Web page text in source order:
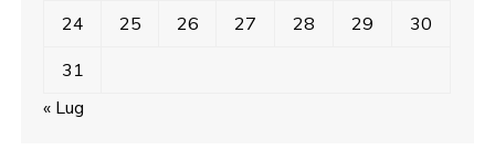
24 25 26 27 28 29 30
31
« Lug